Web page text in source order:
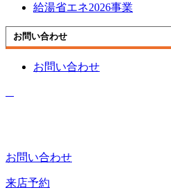
給湯省エネ2026事業
お問い合わせ
お問い合わせ
お問い合わせ
来店予約